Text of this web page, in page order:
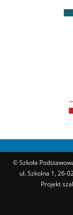
© Szkoła
ul. Szkolna 1, 26-
Projekt